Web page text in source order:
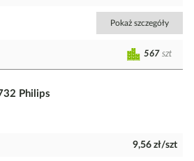
Pokaż szczegóły
567 szt
Philips
9,56 zł/szt